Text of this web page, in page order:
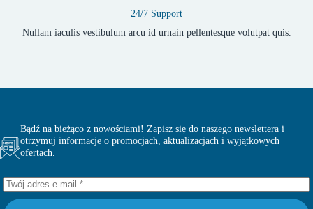
24/7 Support
Nullam iaculis vestibulum arcu id urnain pellentesque volutpat quis.
Bądź na bieżąco z nowościami! Zapisz się do naszego newslettera i
otrzymuj informacje o promocjach, aktualizacjach i wyjątkowych
ofertach.